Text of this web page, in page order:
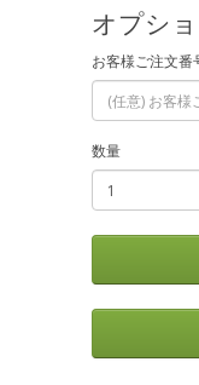
オプシ
お客様ご注文番
数量